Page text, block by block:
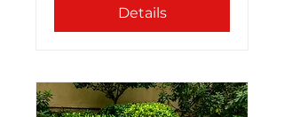
Details